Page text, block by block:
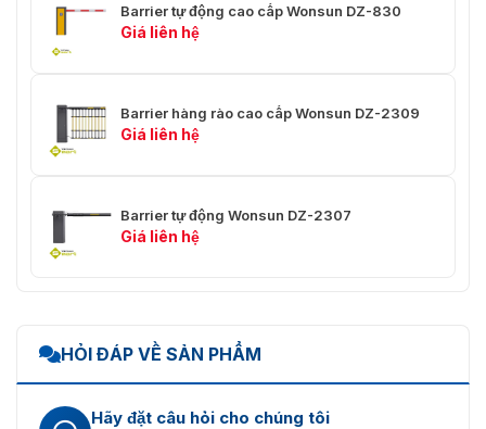
Barrier tự động cao cấp Wonsun DZ-830
Giá liên hệ
Barrier hàng rào cao cấp Wonsun DZ-2309
Giá liên hệ
Barrier tự động Wonsun DZ-2307
Giá liên hệ
HỎI ĐÁP VỀ SẢN PHẨM
Hãy đặt câu hỏi cho chúng tôi